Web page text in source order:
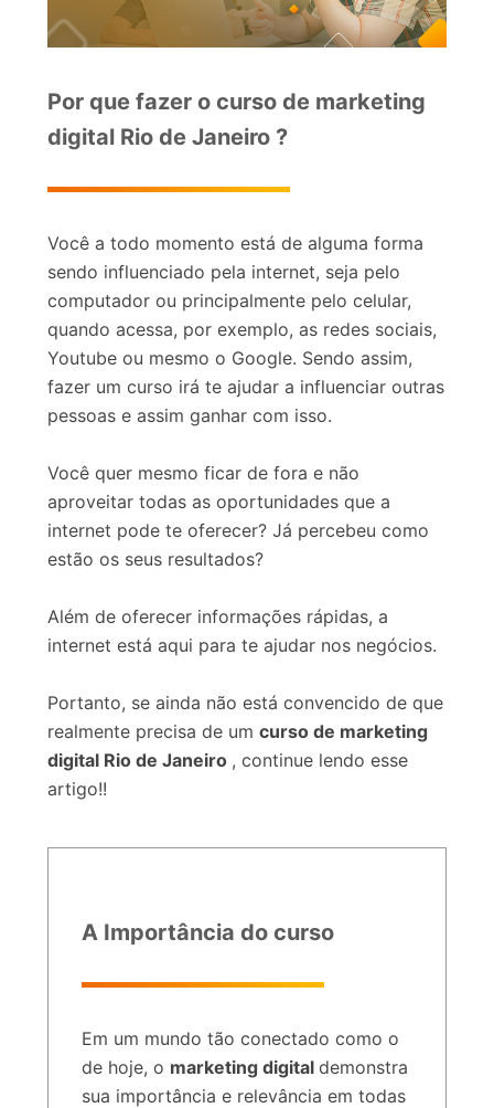
Por que fazer o curso de marketing
digital Rio de Janeiro ?
Você a todo momento está de alguma forma
sendo influenciado pela internet, seja pelo
computador ou principalmente pelo celular,
quando acessa, por exemplo, as redes sociais,
Youtube ou mesmo o Google. Sendo assim,
fazer um curso irá te ajudar a influenciar outras
pessoas e assim ganhar com isso.
Você quer mesmo ficar de fora e não
aproveitar todas as oportunidades que a
internet pode te oferecer? Já percebeu como
estão os seus resultados?
Além de oferecer informações rápidas, a
internet está aqui para te ajudar nos negócios.
Portanto, se ainda não está convencido de que
realmente precisa de um curso de marketing
digital Rio de Janeiro , continue lendo esse
artigo!!
A Importância do curso
Em um mundo tão conectado como o
de hoje, o marketing digital demonstra
sua importância e relevância em todas